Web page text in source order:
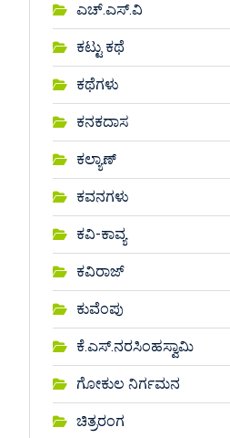
ಎಚ್.ಎಸ್.ವಿ
ಕಟ್ಟು ಕಥೆ
ಕಥೆಗಳು
ಕನಕದಾಸ
ಕಲ್ಯಾಣ್
ಕವನಗಳು
ಕವಿ-ಕಾವ್ಯ
ಕವಿರಾಜ್
ಕುವೆಂಪು
ಕೆ.ಎಸ್.ನರಸಿಂಹಸ್ವಾಮಿ
ಗೋಕುಲ ನಿರ್ಗಮನ
ಚಿತ್ರರಂಗ